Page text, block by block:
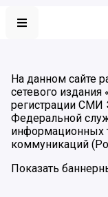
На данном сайте
сетевого издания
регистрации
Федеральной
информационных
коммуникаций
Показать